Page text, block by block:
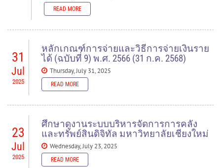
READ MORE
โครงการอบรมสัมมนา “เพิ่มส่งเสริม
การคลัง พัสดุ มหาวิทยาลัย
ศรีนครินทรวิโรฒ ประจำปีงบประมาณ พ.ศ.
2568”
Documents to download
สรุปแบบประเมินความพึงพอใจ โครงการ 18-19 สค 68 (.pdf,
55.94 KB ) - 485 download(s)
รายงานสรุปโครงการ โครงการ 18-19 สค 68
448 download(s)
31
Jul
2025
หลักเกณฑ์การจ่ายและวิธีการจ่ายเงินราย
ได้ (ฉบับที่ 9) พ.ศ. 2566 (31 ก.ค. 2568)
Thursday, July 31, 2025
READ MORE
23
Jul
2025
ศึกษาดูงานระบบบริหารจัดการการคลัง
และทรัพย์สินดิจิทัล มหาวิทยาลัยเชียงใหม่
Wednesday, July 23, 2025
READ MORE